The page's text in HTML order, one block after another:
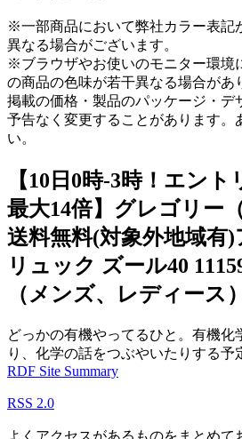
※一部商品において弊社カラー表記
異なる場合がございます。
※ブラウザやお使いのモニター環境
の商品の色味が若干異なる場合があ
掲載の価格・製品のパッケージ・デ
予告なく変更することがあります。
い。
【10日0時-3時！エン
最大14倍】グレゴリー
送料無料(対象外地域有
リュック ズール40
（メンズ、レディース）
どっかの有機やってるひと。有機化
り、化学の話をつぶやいたりする予
RDF Site Summary
RSS 2.0
よくアクセスがあるものをまとめて